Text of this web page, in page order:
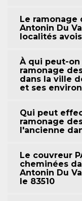
Le ramonage
Antonin Du
localités
À qui peut-on
ramonage
dans la ville
et ses
Qui peut
ramonage
l'ancienne
Le couvreur
cheminées
Antonin Du
le 83510